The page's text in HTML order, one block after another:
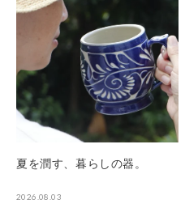
夏を潤す、暮らしの器。
2026.08.03